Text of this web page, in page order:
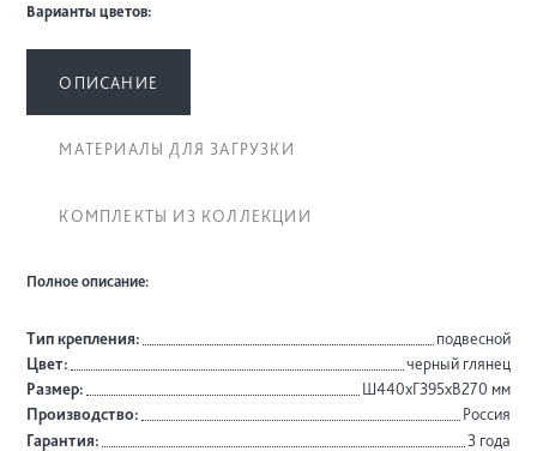
Варианты цветов:
ОПИСАНИЕ
МАТЕРИАЛЫ ДЛЯ ЗАГРУЗКИ
КОМПЛЕКТЫ ИЗ КОЛЛЕКЦИИ
Полное описание:
Тип крепления:
подвесной
Цвет:
черный глянец
Размер:
Ш440хГ395хВ270 мм
Производство:
Россия
Гарантия:
3 года